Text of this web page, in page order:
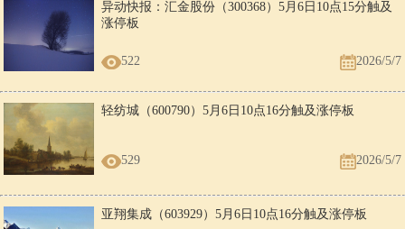
异动快报：汇金股份（300368）5月6日10点15分触及
涨停板
522 2026/5/7
轻纺城（600790）5月6日10点16分触及涨停板
529 2026/5/7
亚翔集成（603929）5月6日10点16分触及涨停板